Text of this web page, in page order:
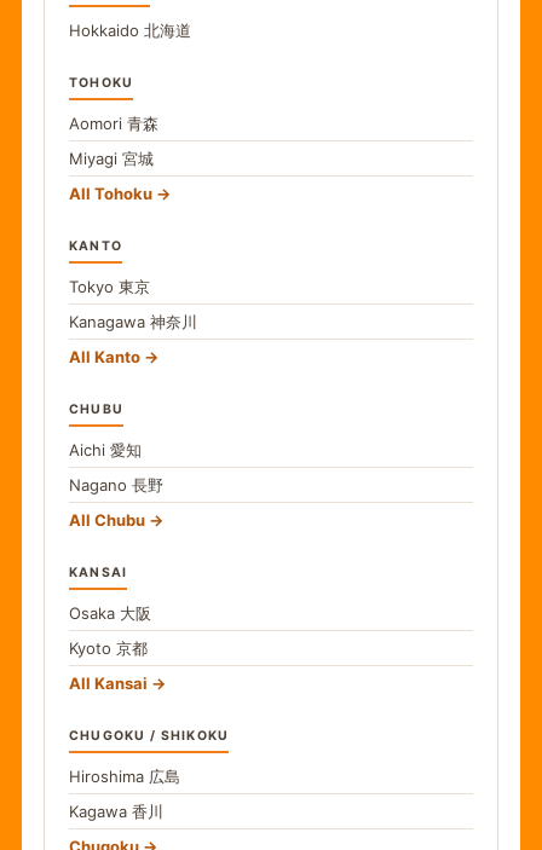
Hokkaido 北海道
TOHOKU
Aomori 青森
Miyagi 宮城
All Tohoku
KANTO
Tokyo 東京
Kanagawa 神奈川
All Kanto
CHUBU
Aichi 愛知
Nagano 長野
All Chubu
KANSAI
Osaka 大阪
Kyoto 京都
All Kansai
CHUGOKU / SHIKOKU
Hiroshima 広島
Kagawa 香川